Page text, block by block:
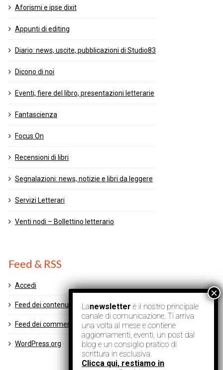
Aforismi e ipse dixit
Appunti di editing
Diario: news, uscite, pubblicazioni di Studio83
Dicono di noi
Eventi, fiere del libro, presentazioni letterarie
Fantascienza
Focus On
Recensioni di libri
Segnalazioni: news, notizie e libri da leggere
Servizi Letterari
Venti nodi – Bollettino letterario
Feed & RSS
Accedi
Feed dei contenuti
Feed dei commenti
WordPress.org
Lanewsletter è il nostro principale
canale di comunicazione. Ti arriva
una volta al mese e contiene
aggiornamenti, eventi, un post dal
blog e un consiglio pratico di
scrittura in esclusiva.
Clicca qui, restiamo in